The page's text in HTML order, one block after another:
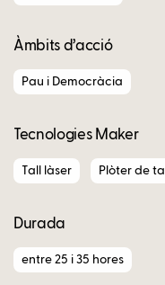
Àmbits d’acció
Pau i Democràcia
Tecnologies Maker
Tall làser Plòter de tall
Durada
entre 25 i 35 hores